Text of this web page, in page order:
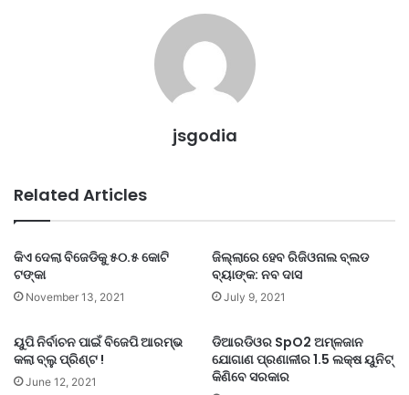
jsgodia
Related Articles
କିଏ ଦେଲା ବିଜେଡିକୁ ୫୦.୫ କୋଟି
ଟଙ୍କା
November 13, 2021
ଜିଲ୍ଲାରେ ହେବ ରିଜିଓନାଲ ବ୍ଲଡ
ବ୍ୟାଙ୍କ: ନବ ଦାସ
July 9, 2021
ୟୁପି ନିର୍ବାଚନ ପାଇଁ ବିଜେପି ଆରମ୍ଭ
କଲା ବ୍ଲୁ ପ୍ରିଣ୍ଟ !
June 12, 2021
ଡିଆରଡିଓର SpO2 ଅମ୍ଳଜାନ
ଯୋଗାଣ ପ୍ରଣାଳୀର 1.5 ଲକ୍ଷ ୟୁନିଟ୍
କିଣିବେ ସରକାର